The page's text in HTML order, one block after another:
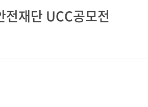
재단 UCC공모전